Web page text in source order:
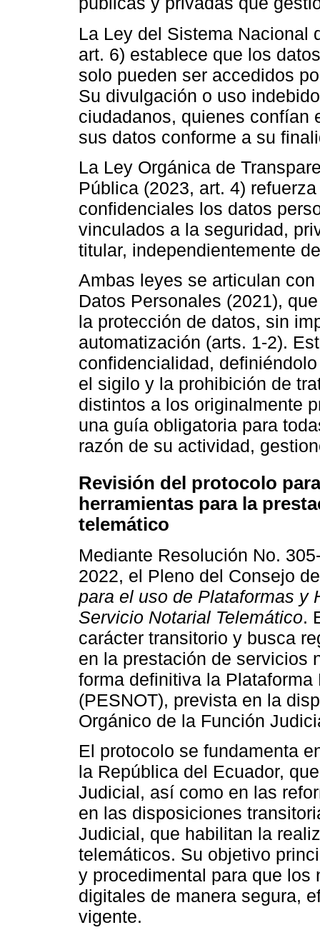
La Ley del Sistema Nacional
art. 6) establece que los
solo pueden ser accedidos
Su divulgación o uso
ciudadanos, quienes confían
sus datos conforme a su
La Ley Orgánica de
Pública (2023, art. 4)
confidenciales los datos
vinculados a la seguridad,
titular, independientemente
Ambas leyes se articulan
Datos Personales (2021),
la protección de datos, sin
automatización (arts. 1-2).
confidencialidad,
el sigilo y la prohibición de
distintos a los originalmente
una guía obligatoria para
razón de su actividad,
Revisión del protocolo
herramientas para la
telemático
Mediante Resolución No.
2022, el Pleno del Consejo
para el uso de Plataformas y
Servicio Notarial Telemático.
carácter transitorio y busca
en la prestación de servicios
forma definitiva la
(PESNOT), prevista en la
Orgánico de la Función
El protocolo se fundamenta
la República del Ecuador,
Judicial, así como en las
en las disposiciones
Judicial, que habilitan la
telemáticos. Su objetivo
y procedimental para que los
digitales de manera segura,
vigente.